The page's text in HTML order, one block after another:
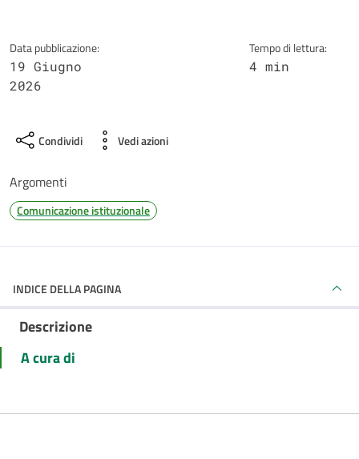
Data pubblicazione:
19 Giugno
2026
Tempo di lettura:
4 min
Condividi Vedi azioni
Argomenti
Comunicazione istituzionale
INDICE DELLA PAGINA
Descrizione
A cura di